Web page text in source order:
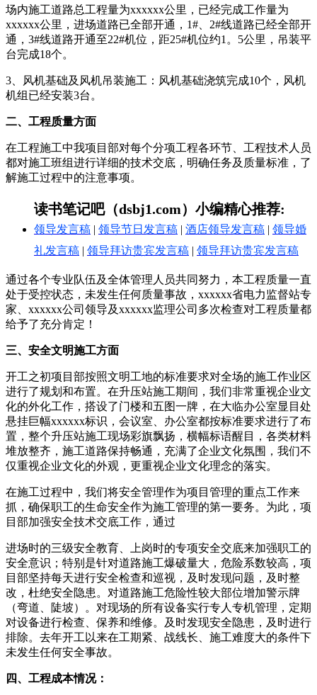
场内施工道路总工程量为xxxxxx公里，已经完成工作量为
xxxxxx公里，进场道路已全部开通，1#、2#线道路已经全部开
通，3#线道路开通至22#机位，距25#机位约1。5公里，吊装平
台完成18个。
3、风机基础及风机吊装施工：风机基础浇筑完成10个，风机
机组已经安装3台。
二、工程质量方面
在工程施工中我项目部对每个分项工程各环节、工程技术人员
都对施工班组进行详细的技术交底，明确任务及质量标准，了
解施工过程中的注意事项。
读书笔记吧（dsbj1.com）小编精心推荐:
领导发言稿 领导节日发言稿 酒店领导发言稿
领导婚
礼发言稿
领导拜访贵宾发言稿 领导拜访贵宾发言稿
通过各个专业队伍及全体管理人员共同努力，本工程质量一直
处于受控状态，未发生任何质量事故，xxxxxx省电力监督站专
家、xxxxxx公司领导及xxxxxx监理公司多次检查对工程质量都
给予了充分肯定！
三、安全文明施工方面
开工之初项目部按照文明工地的标准要求对全场的施工作业区
进行了规划和布置。在升压站施工期间，我们非常重视企业文
化的外化工作，搭设了门楼和五图一牌，在大临办公室显目处
悬挂巨幅xxxxxx标识，会议室、办公室都按标准要求进行了布
置，整个升压站施工现场彩旗飘扬，横幅标语醒目，各类材料
堆放整齐，施工道路保持畅通，充满了企业文化氛围，我们不
仅重视企业文化的外观，更重视企业文化理念的落实。
在施工过程中，我们将安全管理作为项目管理的重点工作来
抓，确保职工的生命安全作为施工管理的第一要务。为此，项
目部加强安全技术交底工作，通过
进场时的三级安全教育、上岗时的专项安全交底来加强职工的
安全意识；特别是针对道路施工爆破量大，危险系数较高，项
目部坚持每天进行安全检查和巡视，及时发现问题，及时整
改，杜绝安全隐患。对道路施工危险性较大部位增加警示牌
（弯道、陡坡）。对现场的所有设备实行专人专机管理，定期
对设备进行检查、保养和维修。及时发现安全隐患，及时进行
排除。去年开工以来在工期紧、战线长、施工难度大的条件下
未发生任何安全事故。
四、工程成本情况：